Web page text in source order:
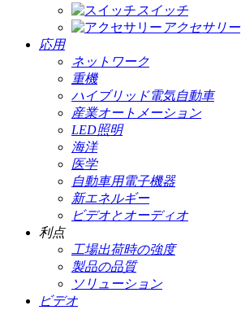
スイッチ
アクセサリー
応用
ネットワーク
重機
ハイブリッド電気自動車
産業オートメーション
LED照明
海洋
医学
自動車用電子機器
新エネルギー
ビデオとオーディオ
利点
工場出荷時の強度
製品の品質
ソリューション
ビデオ